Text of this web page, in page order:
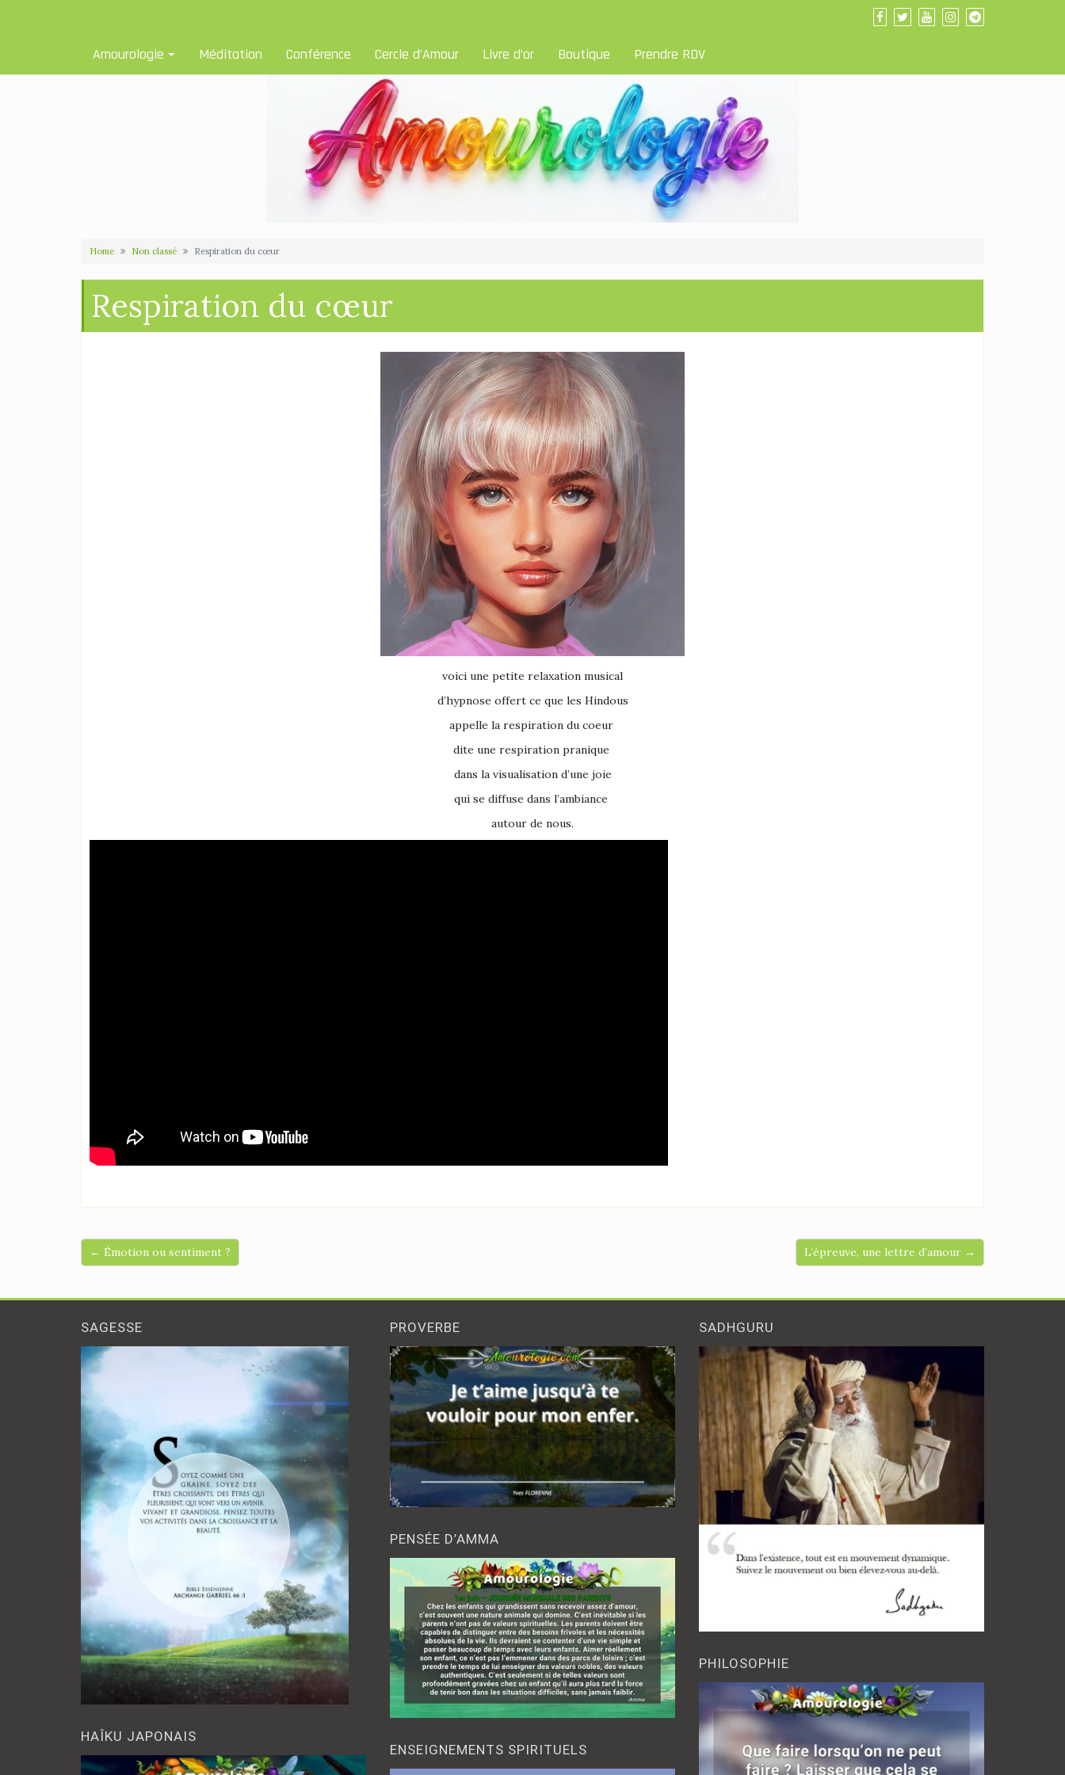
Amourologie Méditation Conférence Cercle d’Amour Livre d’or Boutique Prendre RDV
Home Non classé Respiration du cœur
Respiration du cœur
voici une petite relaxation musical
d’hypnose offert ce que les Hindous
appelle la respiration du coeur
dite une respiration pranique
dans la visualisation d’une joie
qui se diffuse dans l’ambiance
autour de nous.
← Émotion ou sentiment ? L’épreuve, une lettre d’amour →
SAGESSE
HAÎKU JAPONAIS
PROVERBE
PENSÉE D’AMMA
ENSEIGNEMENTS SPIRITUELS
SADHGURU
PHILOSOPHIE